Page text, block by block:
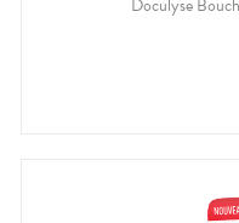
Doculyse